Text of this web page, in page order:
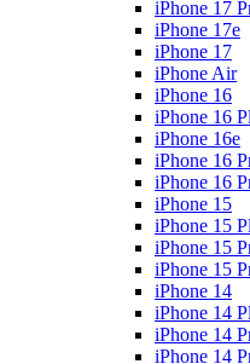
iPhone 17
iPhone 17e
iPhone 17
iPhone Air
iPhone 16
iPhone 16
iPhone 16e
iPhone 16
iPhone 16
iPhone 15
iPhone 15
iPhone 15
iPhone 15
iPhone 14
iPhone 14
iPhone 14
iPhone 14